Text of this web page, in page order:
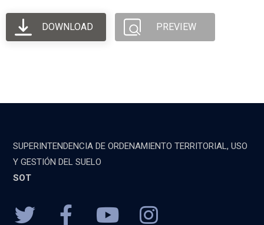
DOWNLOAD PREVIEW
SUPERINTENDENCIA DE ORDENAMIENTO TERRITORIAL, USO
Y GESTIÓN DEL SUELO
SOT